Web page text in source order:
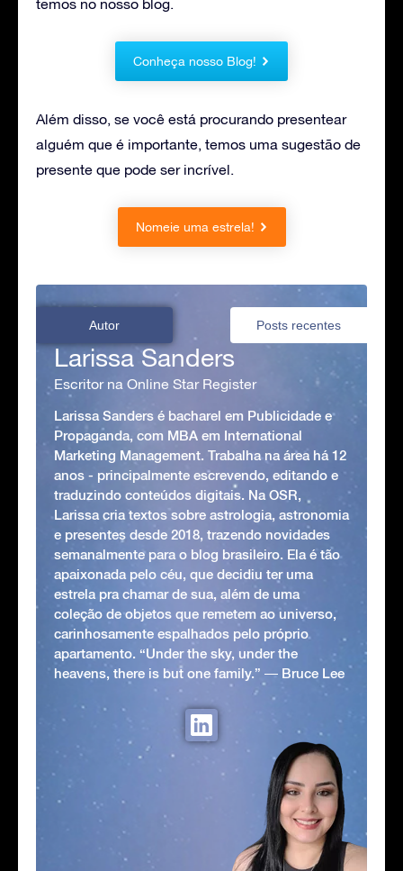
Conheça nosso Blog!
Além disso, se você está procurando presentear
alguém que é importante, temos uma sugestão de
presente que pode ser incrível.
Nomeie uma estrela!
Autor Posts recentes
Larissa Sanders
Escritor na Online Star Register
Larissa Sanders é bacharel em Publicidade e
Propaganda, com MBA em International
Marketing Management. Trabalha na área há 12
anos - principalmente escrevendo, editando e
traduzindo conteúdos digitais. Na OSR,
Larissa cria textos sobre astrologia, astronomia
e presentes desde 2018, trazendo novidades
semanalmente para o blog brasileiro. Ela é tão
apaixonada pelo céu, que decidiu ter uma
estrela pra chamar de sua, além de uma
coleção de objetos que remetem ao universo,
carinhosamente espalhados pelo próprio
apartamento. “Under the sky, under the
heavens, there is but one family.” ― Bruce Lee